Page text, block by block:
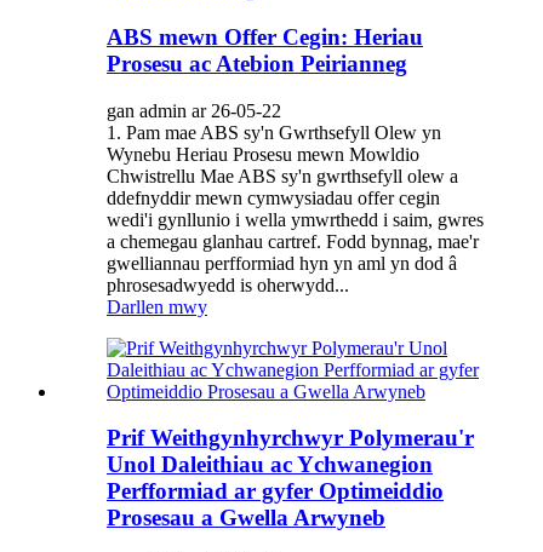
ABS mewn Offer Cegin: Heriau
Prosesu ac Atebion Peirianneg
gan admin ar 26-05-22
1. Pam mae ABS sy'n Gwrthsefyll Olew yn
Wynebu Heriau Prosesu mewn Mowldio
Chwistrellu Mae ABS sy'n gwrthsefyll olew a
ddefnyddir mewn cymwysiadau offer cegin
wedi'i gynllunio i wella ymwrthedd i saim, gwres
a chemegau glanhau cartref. Fodd bynnag, mae'r
gwelliannau perfformiad hyn yn aml yn dod â
phrosesadwyedd is oherwydd...
Darllen mwy
Prif Weithgynhyrchwyr Polymerau'r
Unol Daleithiau ac Ychwanegion
Perfformiad ar gyfer Optimeiddio
Prosesau a Gwella Arwyneb